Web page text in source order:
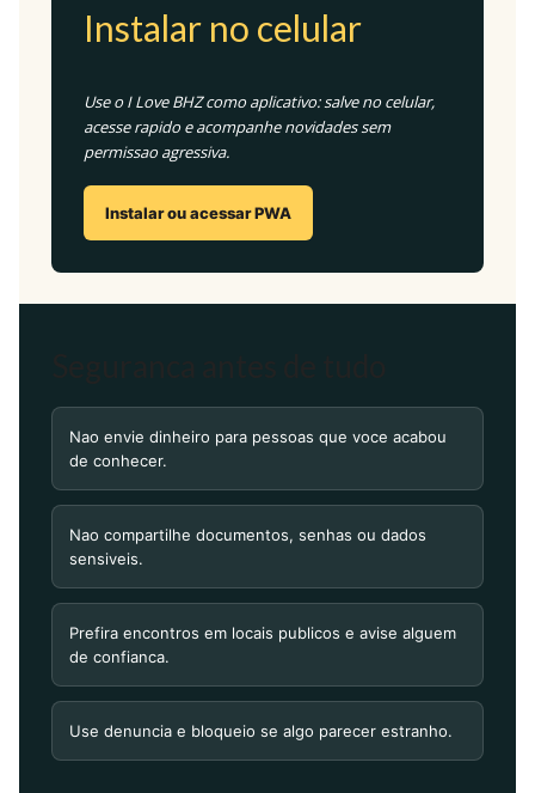
Instalar no celular
Use o I Love BHZ como aplicativo: salve no celular,
acesse rapido e acompanhe novidades sem
permissao agressiva.
Instalar ou acessar PWA
Nao envie dinheiro para pessoas que voce acabou
de conhecer.
Nao compartilhe documentos, senhas ou dados
sensiveis.
Prefira encontros em locais publicos e avise alguem
de confianca.
Use denuncia e bloqueio se algo parecer estranho.